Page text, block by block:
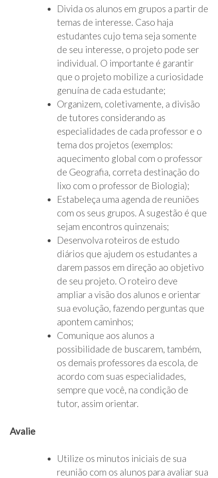
Divida os alunos em grupos a partir de
temas de interesse. Caso haja
estudantes cujo tema seja somente
de seu interesse, o projeto pode ser
individual. O importante é garantir
que o projeto mobilize a curiosidade
genuína de cada estudante;
Organizem, coletivamente, a divisão
de tutores considerando as
especialidades de cada professor e o
tema dos projetos (exemplos:
aquecimento global com o professor
de Geografia, correta destinação do
lixo com o professor de Biologia);
Estabeleça uma agenda de reuniões
com os seus grupos. A sugestão é que
sejam encontros quinzenais;
Desenvolva roteiros de estudo
diários que ajudem os estudantes a
darem passos em direção ao objetivo
de seu projeto. O roteiro deve
ampliar a visão dos alunos e orientar
sua evolução, fazendo perguntas que
apontem caminhos;
Comunique aos alunos a
possibilidade de buscarem, também,
os demais professores da escola, de
acordo com suas especialidades,
sempre que você, na condição de
tutor, assim orientar.
Avalie
Utilize os minutos iniciais de sua
reunião com os alunos para avaliar sua